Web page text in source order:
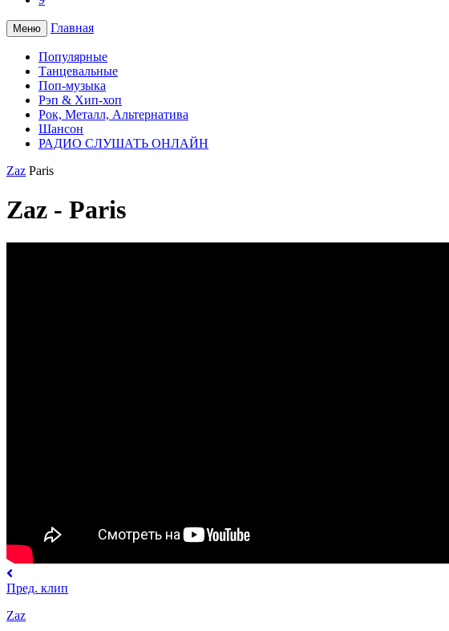
Меню Главная
Популярные
Танцевальные
Поп-музыка
Рэп & Хип-хоп
Рок, Металл, Альтернатива
Шансон
РАДИО СЛУШАТЬ ОНЛАЙН
Zaz Paris
Zaz - Paris
Пред. клип
Zaz